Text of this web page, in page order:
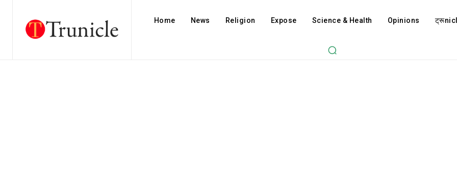
Home News Religion Expose Science & Health Opinions